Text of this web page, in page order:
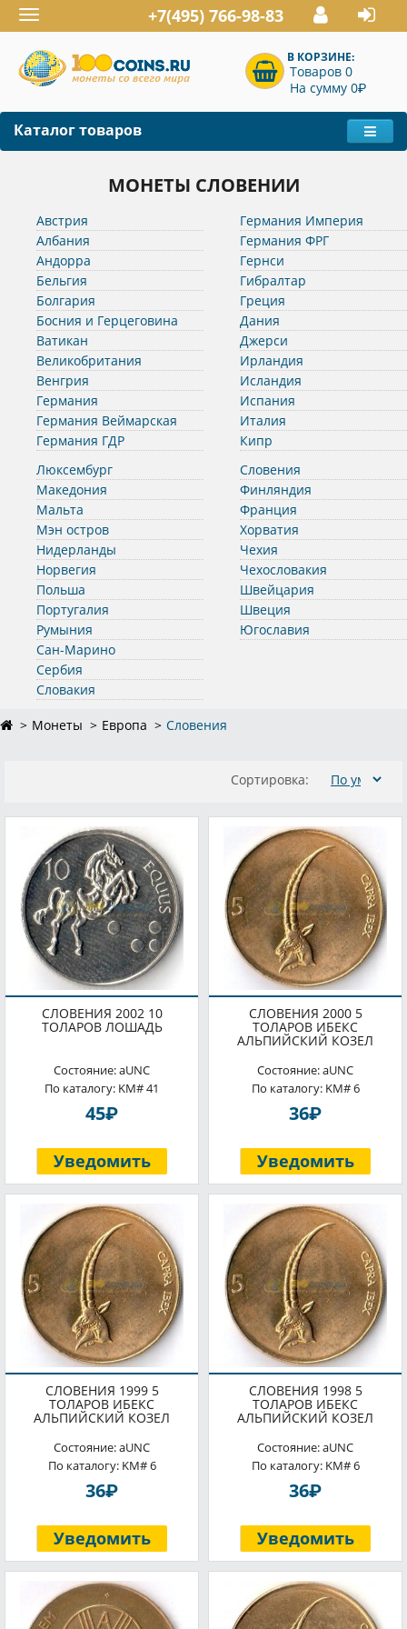
Toggle
navigation
+7(495) 766-98-83
В КОРЗИНЕ:
Товаров 0
На сумму 0P
Каталог товаров
МОНЕТЫ СЛОВЕНИИ
Австрия
Албания
Андорра
Бельгия
Болгария
Босния и Герцеговина
Ватикан
Великобритания
Венгрия
Германия
Германия Веймарская
Германия ГДР
Германия Империя
Германия ФРГ
Гернси
Гибралтар
Греция
Дания
Джерси
Ирландия
Исландия
Испания
Италия
Кипр
Люксембург
Македония
Мальта
Мэн остров
Нидерланды
Норвегия
Польша
Португалия
Румыния
Сан-Марино
Сербия
Словакия
Словения
Финляндия
Франция
Хорватия
Чехия
Чехословакия
Швейцария
Швеция
Югославия
Монеты Европа Словения
Сортировка:
СЛОВЕНИЯ 2002 10
ТОЛАРОВ ЛОШАДЬ
Состояние: aUNC
По каталогу: KM# 41
45P
Уведомить
СЛОВЕНИЯ 2000 5
ТОЛАРОВ ИБЕКС
АЛЬПИЙСКИЙ КОЗЕЛ
Состояние: aUNC
По каталогу: KM# 6
36P
Уведомить
СЛОВЕНИЯ 1999 5
ТОЛАРОВ ИБЕКС
АЛЬПИЙСКИЙ КОЗЕЛ
Состояние: aUNC
По каталогу: KM# 6
36P
Уведомить
СЛОВЕНИЯ 1998 5
ТОЛАРОВ ИБЕКС
АЛЬПИЙСКИЙ КОЗЕЛ
Состояние: aUNC
По каталогу: KM# 6
36P
Уведомить